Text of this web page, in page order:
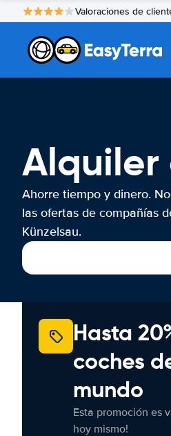
Valoraciones de
Alquiler
Ahorre tiempo y dinero.
las ofertas de compañías
Künzelsau.
Hasta
coches
mundo
Esta promoción es
hoy mismo!